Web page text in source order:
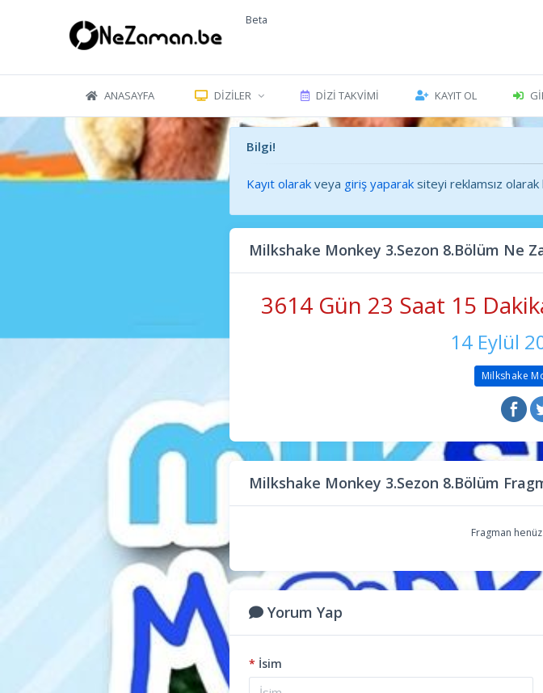
Beta
ANASAYFA DIZILER DIZI TAKVIMI KAYIT OL
Bilgi!
Kayıt olarak veya giriş yaparak siteyi reklamsız olarak
Milkshake Monkey 3.Sezon 8.Bölüm Ne
3614 Gün 23 Saat 15
14 Eylül
Milkshake
Milkshake Monkey 3.Sezon 8.Bölüm
Fragman henüz
Yorum Yap
* İsim